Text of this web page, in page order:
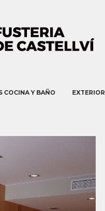
COCINA Y BAÑO EXTERIOR